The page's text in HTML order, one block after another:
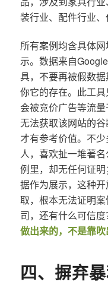
装行业、配件行业、
所有案例均含具体
示。数据来自
具，不要再被假数
你它的存在。此工
会被竞价广告等流
无法获取该网站的
才有参考价值。不
人，喜欢扯一堆著
例里，却无任何证
据作为展示，这种
取，根本无法证明
司，还有什么可信度
做出来的，不是靠吹
四、摒弃